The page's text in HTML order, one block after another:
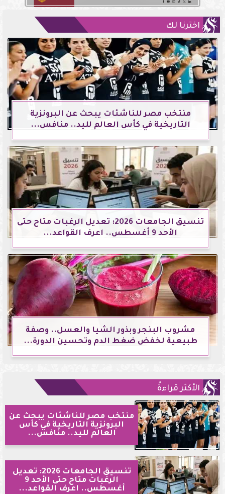
اخترنا لك
منتخب مصر للناشئات يبحث عن البرونزية
التاريخية في كأس العالم لليد.. منافس...
تنسيق الجامعات 2026: تعديل الرغبات متاح حتى
الأحد 9 أغسطس.. اعرف القواعد...
مشروب البنجر وبذور الشيا والعسل.. وصفة
طبيعية لخفض ضغط الدم وتحسين الدورة...
الأكثر قراءةً
منتخب مصر للناشئات يبحث عن
البرونزية التاريخية في كأس
العالم لليد.. منافس...
تنسيق الجامعات 2026: تعديل
الرغبات متاح حتى الأحد 9
أغسطس.. اعرف القواعد...